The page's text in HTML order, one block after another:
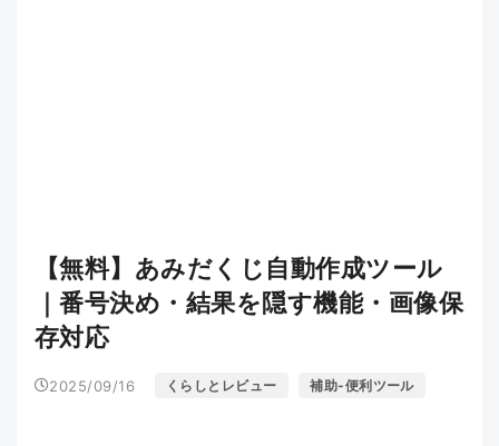
【無料】あみだくじ自動作成ツール
｜番号決め・結果を隠す機能・画像保
存対応
2025/09/16 くらしとレビュー 補助-便利ツール